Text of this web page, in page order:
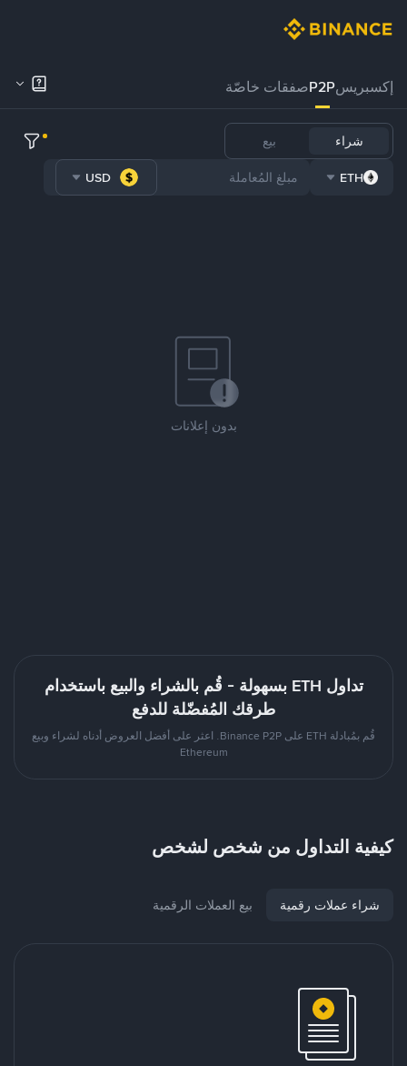
إكسبريسP2Pصفقات خاصّة
شراء بيع
ETH
USD
بدون إعلانات
تداول ETH بسهولة - قُم بالشراء والبيع باستخدام
طرقك المُفضّلة للدفع
قُم بمُبادلة ETH على Binance P2P. اعثر على أفضل العروض أدناه لشراء وبيع
Ethereum
كيفية التداول من شخص لشخص
شراء عملات رقمية بيع العملات الرقمية